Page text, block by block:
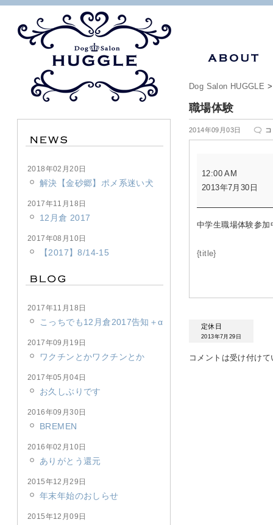
Dog Salon HUGGLE
職場体験
2014年09月03日
職
場
場
体
12:00 AM
2013年7月30日
中学生職場体験参加
{title}
定休日
2013年7月29日
コメントは受け付け
2018年02月20日
解決【金砂郷】ポメ系迷い犬
2017年11月18日
12月倉 2017
2017年08月10日
【2017】8/14-15
2017年11月18日
こっちでも12月倉2017告知＋α
2017年09月19日
ワクチンとかワクチンとか
2017年05月04日
お久しぶりです
2016年09月30日
BREMEN
2016年02月10日
ありがとう還元
2015年12月29日
年末年始のおしらせ
2015年12月09日